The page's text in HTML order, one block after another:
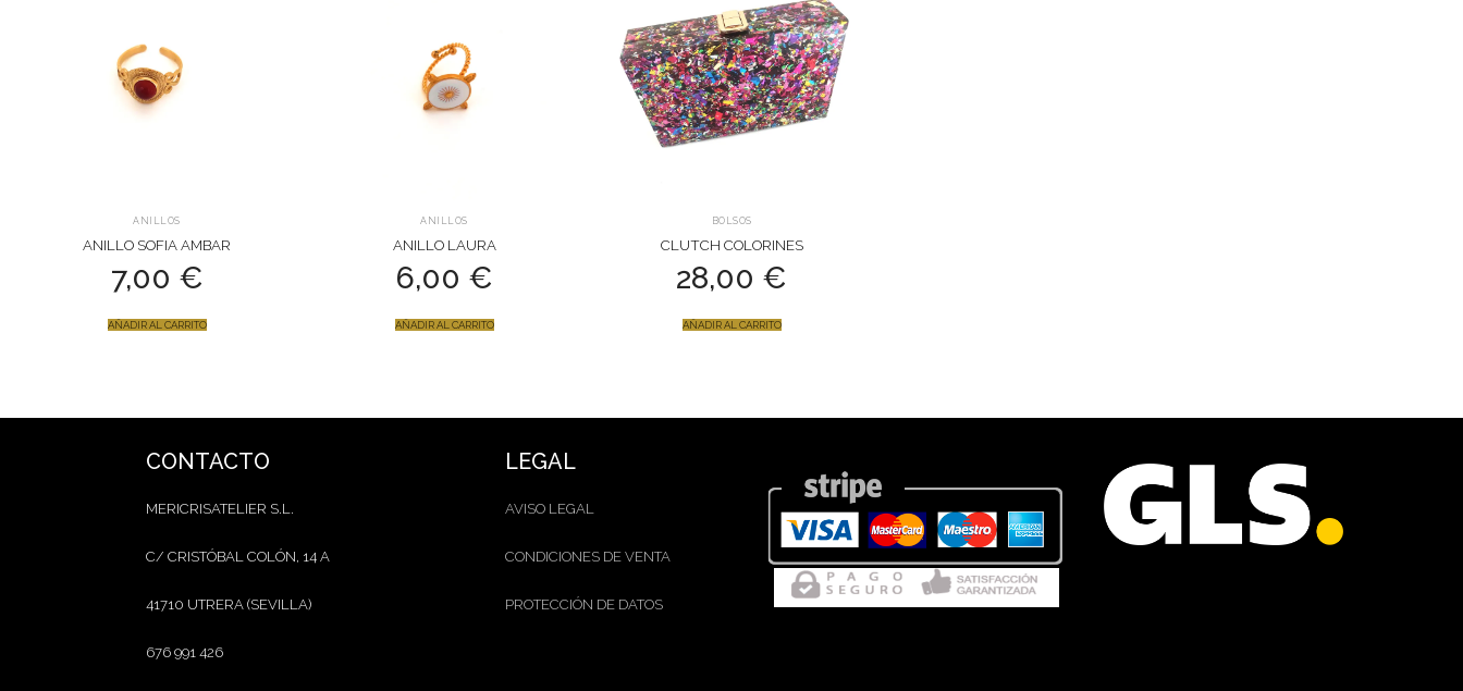
ANILLOS
ANILLO SOFIA AMBAR
7,00 €
AÑADIR AL CARRITO
ANILLOS
ANILLO LAURA
6,00 €
AÑADIR AL CARRITO
BOLSOS
CLUTCH COLORINES
28,00 €
AÑADIR AL CARRITO
CONTACTO
MERICRISATELIER S.L.
C/ CRISTÓBAL COLÓN, 14 A
41710 UTRERA (SEVILLA)
676 991 426
LEGAL
AVISO LEGAL
CONDICIONES DE VENTA
PROTECCIÓN DE DATOS